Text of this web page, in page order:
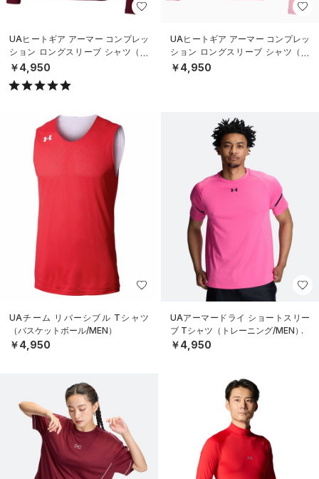
UAヒートギア アーマー コンプレッ
ション ロングスリーブ シャツ（ト
レーニング/MEN）
￥4,950
UAヒートギア アーマー コンプレッ
ション ロングスリーブ シャツ（ト
レーニング/MEN）
￥4,950
UAチーム リバーシブル Tシャツ
（バスケットボール/MEN）
￥4,950
UAアーマードライ ショートスリー
ブ Tシャツ（トレーニング/MEN）
￥4,950